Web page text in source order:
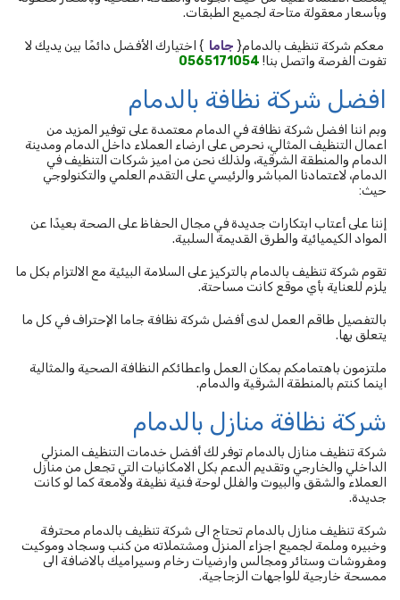
وبأسعار معقولة متاحة لجميع الطبقات.
معكم شركة تنظيف بالدمام{ جاما } اختيارك الأفضل دائمًا بين يديك لا
تفوت الفرصة واتصل بنا! 0565171054
افضل شركة نظافة بالدمام
وبم اننا افضل شركة نظافة في الدمام معتمدة على توفير المزيد من
اعمال التنظيف المثالي، نحرص على ارضاء العملاء داخل الدمام ومدينة
الدمام والمنطقة الشرقية، ولذلك نحن من اميز شركات التنظيف في
الدمام، لاعتمادنا المباشر والرئيسي على التقدم العلمي والتكنولوجي
حيث:
إننا على أعتاب ابتكارات جديدة في مجال الحفاظ على الصحة بعيدًا عن
المواد الكيميائية والطرق القديمة السلبية.
تقوم شركة تنظيف بالدمام بالتركيز على السلامة البيئية مع الالتزام بكل ما
يلزم للعناية بأي موقع كانت مساحتة.
بالتفصيل طاقم العمل لدى أفضل شركة نظافة جاما الإحتراف في كل ما
يتعلق بها.
ملتزمون باهتمامكم بمكان العمل واعطائكم النظافة الصحية والمثالية
اينما كنتم بالمنطقة الشرقية والدمام.
شركة نظافة منازل بالدمام
شركة تنظيف منازل بالدمام توفر لك أفضل خدمات التنظيف المنزلي
الداخلي والخارجي وتقديم الدعم بكل الامكانيات التي تجعل من منازل
العملاء والشقق والبيوت والفلل لوحة فنية نظيفة ولامعة كما لو كانت
جديدة.
شركة تنظيف منازل بالدمام تحتاج الى شركة تنظيف بالدمام محترفة
وخبيره وملمة لجميع اجزاء المنزل ومشتملاته من كنب وسجاد وموكيت
ومفروشات وستائر ومجالس وارضيات رخام وسيراميك بالاضافة الى
ممسحة خارجية للواجهات الزجاجية.